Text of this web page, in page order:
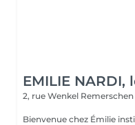
EMILIE NARDI,
2, rue Wenkel Remerschen
Bienvenue chez Émilie